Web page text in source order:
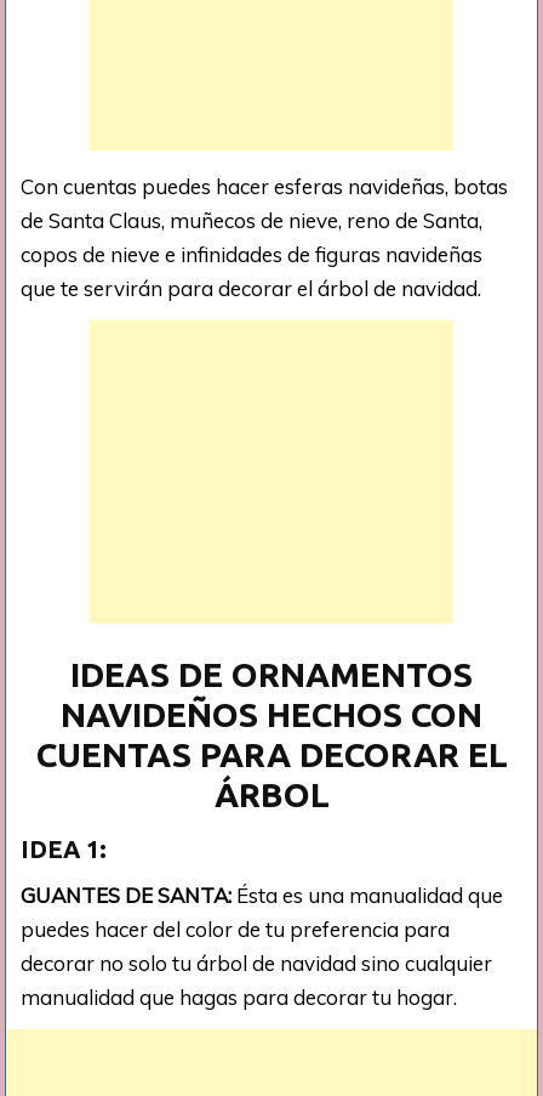
Con cuentas puedes hacer esferas navideñas, botas
de Santa Claus, muñecos de nieve, reno de Santa,
copos de nieve e infinidades de figuras navideñas
que te servirán para decorar el árbol de navidad.
IDEAS DE ORNAMENTOS
NAVIDEÑOS HECHOS CON
CUENTAS PARA DECORAR EL
ÁRBOL
IDEA 1:
GUANTES DE SANTA: Ésta es una manualidad que
puedes hacer del color de tu preferencia para
decorar no solo tu árbol de navidad sino cualquier
manualidad que hagas para decorar tu hogar.